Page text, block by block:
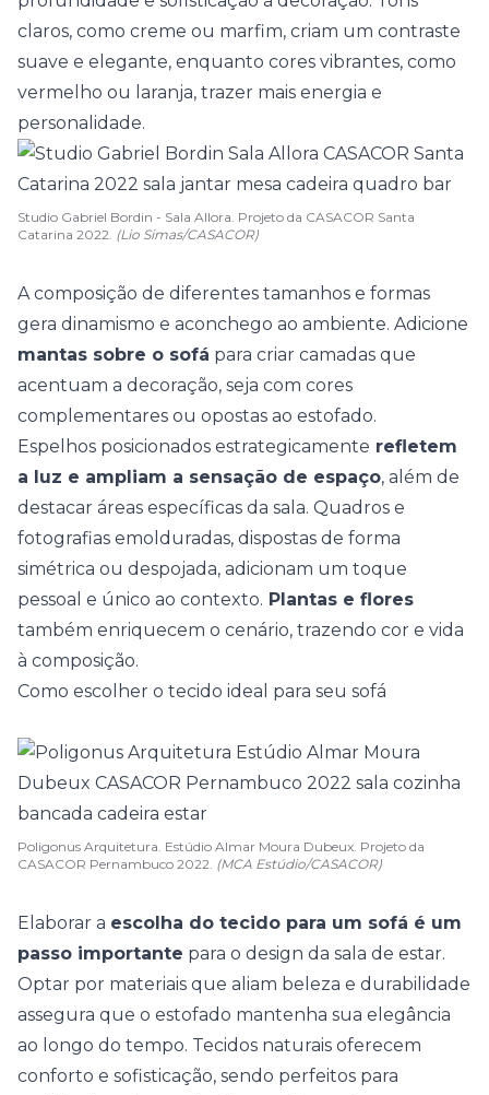
claros, como creme ou marfim, criam um contraste
suave e elegante, enquanto cores vibrantes, como
vermelho ou laranja, trazer mais energia e
personalidade.
Studio Gabriel Bordin - Sala Allora. Projeto da CASACOR Santa
Catarina 2022. (Lio Simas/CASACOR)
A composição de diferentes tamanhos e formas
gera dinamismo e aconchego ao ambiente. Adicione
mantas sobre o sofá para criar camadas que
acentuam a decoração, seja com cores
complementares ou opostas ao estofado.
Espelhos posicionados estrategicamente refletem
a luz e ampliam a sensação de espaço, além de
destacar áreas específicas da sala. Quadros e
fotografias emolduradas, dispostas de forma
simétrica ou despojada, adicionam um toque
pessoal e único ao contexto. Plantas e flores
também enriquecem o cenário, trazendo cor e vida
à composição.
Como escolher o tecido ideal para seu sofá
Poligonus Arquitetura. Estúdio Almar Moura Dubeux. Projeto da
CASACOR Pernambuco 2022. (MCA Estúdio/CASACOR)
Elaborar a escolha do tecido para um sofá é um
passo importante para o design da sala de estar.
Optar por materiais que aliam beleza e durabilidade
assegura que o estofado mantenha sua elegância
ao longo do tempo. Tecidos naturais oferecem
conforto e sofisticação, sendo perfeitos para